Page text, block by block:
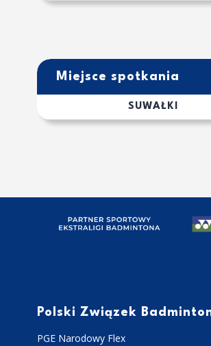
Miejsce spotkania
SUWAŁKI
Polski Związek
PGE Narodowy Flex